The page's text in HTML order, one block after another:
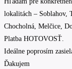
lokalitách – Soblahov,
Chocholná, Melčice,
Platba HOTOVOSŤ.
Ideálne poprosím
Ďakujem